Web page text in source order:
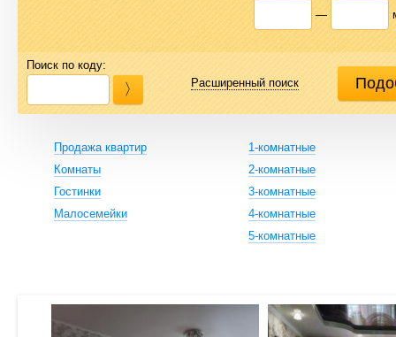
—
Поиск по коду:
Расширенный поиск
Продажа квартир
Комнаты
Гостинки
Малосемейки
1-комнатные
2-комнатные
3-комнатные
4-комнатные
5-комнатные